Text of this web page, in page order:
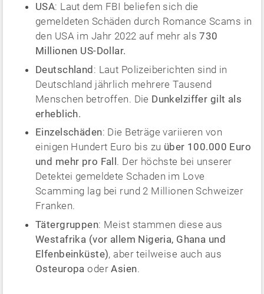
USA: Laut dem FBI beliefen sich die
gemeldeten Schäden durch Romance Scams in
den USA im Jahr 2022 auf mehr als730
Millionen US-Dollar.
Deutschland: Laut Polizeiberichten sind in
Deutschland jährlich mehrere Tausend
Menschen betroffen. Die Dunkelziffer gilt als
erheblich.
Einzelschäden: Die Beträge variieren von
einigen Hundert Euro bis zu über 100.000 Euro
und mehr pro Fall . Der höchste bei unserer
Detektei gemeldete Schaden im Love
Scamming lag bei rund 2 Millionen Schweizer
Franken.
Tätergruppen: Meist stammen diese aus
Westafrika (vor allem Nigeria, Ghana und
Elfenbeinküste), aber teilweise auch aus
Osteuropa oderAsien.